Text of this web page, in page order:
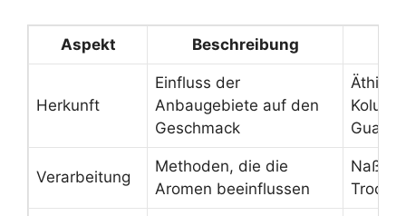
Aspekt Beschreibung
Herkunft
Einfluss der
Anbaugebiete auf den
Geschmack
Verarbeitung
Methoden, die die
Aromen beeinflussen
Naß-